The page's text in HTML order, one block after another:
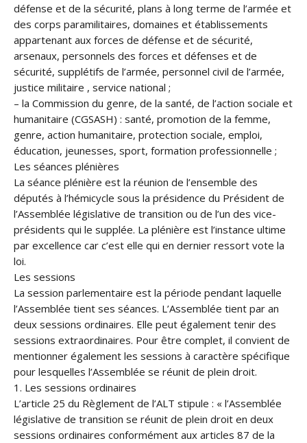
défense et de la sécurité, plans à long terme de l’armée et
des corps paramilitaires, domaines et établissements
appartenant aux forces de défense et de sécurité,
arsenaux, personnels des forces et défenses et de
sécurité, supplétifs de l’armée, personnel civil de l’armée,
justice militaire , service national ;
– la Commission du genre, de la santé, de l’action sociale et
humanitaire (CGSASH) : santé, promotion de la femme,
genre, action humanitaire, protection sociale, emploi,
éducation, jeunesses, sport, formation professionnelle ;
Les séances plénières
La séance plénière est la réunion de l’ensemble des
députés à l’hémicycle sous la présidence du Président de
l’Assemblée législative de transition ou de l’un des vice-
présidents qui le supplée. La plénière est l’instance ultime
par excellence car c’est elle qui en dernier ressort vote la
loi.
Les sessions
La session parlementaire est la période pendant laquelle
l’Assemblée tient ses séances. L’Assemblée tient par an
deux sessions ordinaires. Elle peut également tenir des
sessions extraordinaires. Pour être complet, il convient de
mentionner également les sessions à caractère spécifique
pour lesquelles l’Assemblée se réunit de plein droit.
1. Les sessions ordinaires
L’article 25 du Règlement de l’ALT stipule : « l’Assemblée
législative de transition se réunit de plein droit en deux
sessions ordinaires conformément aux articles 87 de la